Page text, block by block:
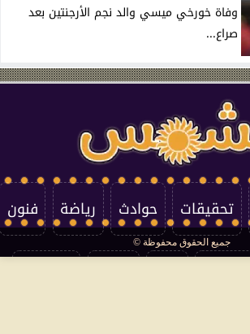
وفاة خورخي ميسي والد نجم الأرجنتين بعد
صراع...
تحقيقات حوادث رياضة فنون
جميع الحقوق محفوظة ©